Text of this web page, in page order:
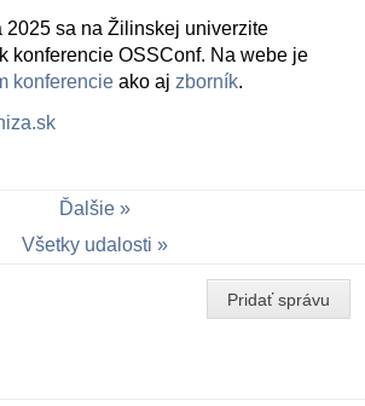
2025 sa na Žilinskej univerzite
konferencie OSSConf. Na webe je
konferencie ako aj zborník.
Ďalšie
Všetky udalosti
Pridať správu